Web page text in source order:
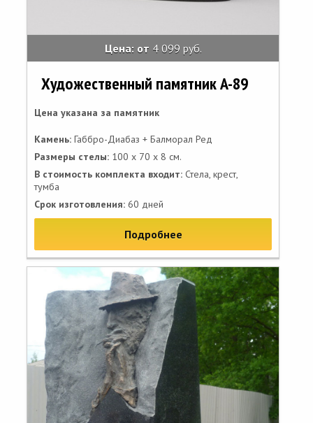
Цена: от 4 099 руб.
Художественный памятник A-89
Цена указана за памятник
Камень: Габбро-Диабаз + Балморал Ред
Размеры стелы: 100 x 70 x 8 см.
В стоимость комплекта входит: Стела, крест,
тумба
Срок изготовления: 60 дней
Подробнее